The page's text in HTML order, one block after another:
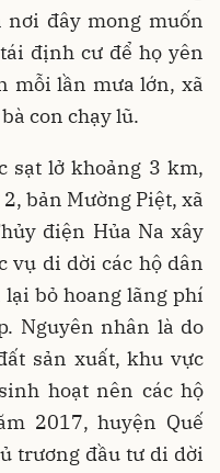
nơi đây mong muốn
định cư để họ yên
mỗi lần mưa lớn, xã
con chạy lũ.
sạt lở khoảng 3 km,
bản Mường Piệt, xã
điện Hủa Na xây
vụ di dời các hộ dân
bỏ hoang lãng phí
Nguyên nhân là do
sản xuất, khu vực
hoạt nên các hộ
2017, huyện Quế
trương đầu tư di dời